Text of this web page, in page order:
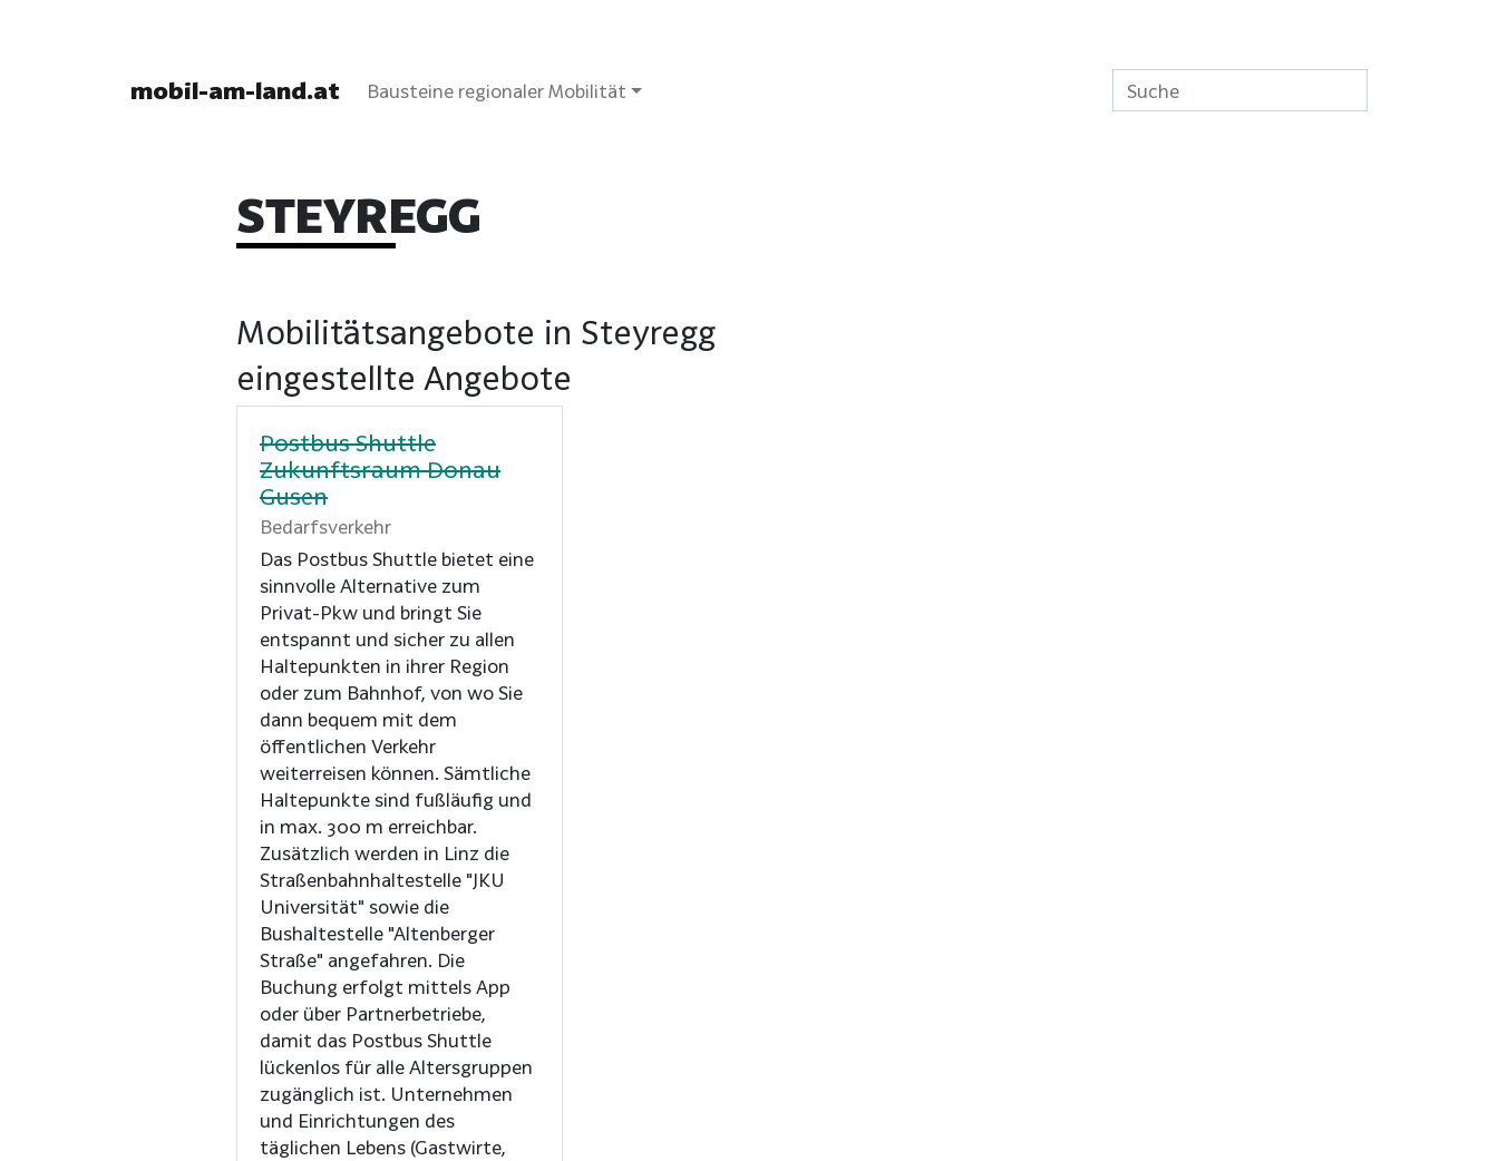
mobil-am-land.at Bausteine regionaler Mobilität
STEYREGG
Mobilitätsangebote in Steyregg
eingestellte Angebote
Postbus Shuttle
Zukunftsraum Donau
Gusen
Bedarfsverkehr
Das Postbus Shuttle bietet eine
sinnvolle Alternative zum
Privat-Pkw und bringt Sie
entspannt und sicher zu allen
Haltepunkten in ihrer Region
oder zum Bahnhof, von wo Sie
dann bequem mit dem
öffentlichen Verkehr
weiterreisen können. Sämtliche
Haltepunkte sind fußläufig und
in max. 300 m erreichbar.
Zusätzlich werden in Linz die
Straßenbahnhaltestelle "JKU
Universität" sowie die
Bushaltestelle "Altenberger
Straße" angefahren. Die
Buchung erfolgt mittels App
oder über Partnerbetriebe,
damit das Postbus Shuttle
lückenlos für alle Altersgruppen
zugänglich ist. Unternehmen
und Einrichtungen des
täglichen Lebens (Gastwirte,